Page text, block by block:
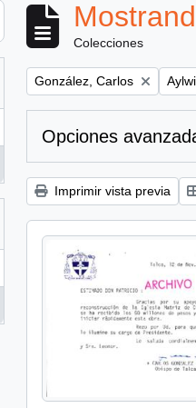
Colecciones
Remove filter:
González, Carlos
Opciones
Imprimir vista previa